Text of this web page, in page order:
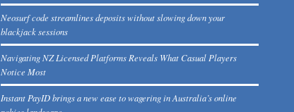
Neosurf code streamlines deposits without slowing down your
blackjack sessions
Navigating NZ Licensed Platforms Reveals What Casual Players
Notice Most
Instant PayID brings a new ease to wagering in Australia’s online